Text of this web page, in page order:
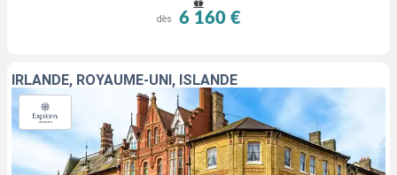
dès 6 160 €
IRLANDE, ROYAUME-UNI, ISLANDE